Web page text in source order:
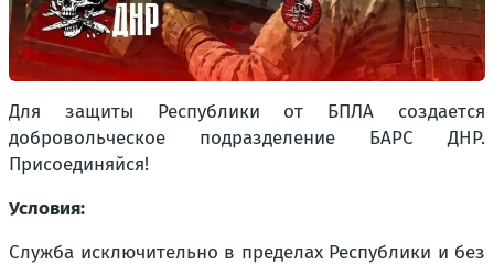
Для защиты Республики от БПЛА создается
добровольческое подразделение БАРС ДНР.
Присоединяйся!
Условия:
Служба исключительно в пределах Республики и без